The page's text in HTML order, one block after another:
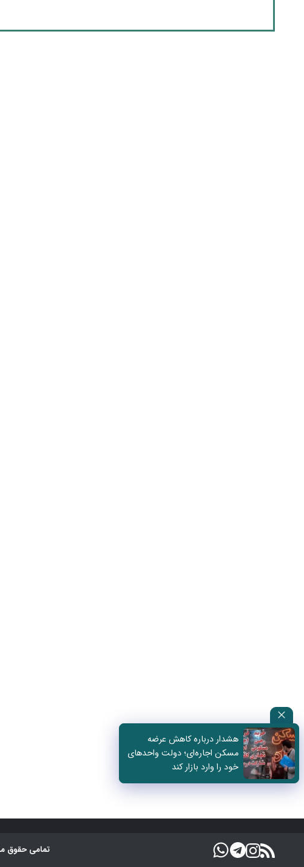
هشدار درباره کاهش عرضه
مسکن اجاره‌ای؛ دولت واحدهای
خود را وارد بازار کند
تمامی حقوق